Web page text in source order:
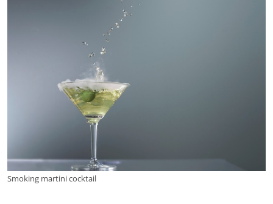
Smoking martini cocktail